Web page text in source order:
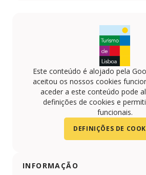
Este conteúdo é alojado pela
aceitou os nossos cookies
aceder a este conteúdo pode
definições de cookies e
funcionais.
DEFINIÇÕES DE
INFORMAÇÃO